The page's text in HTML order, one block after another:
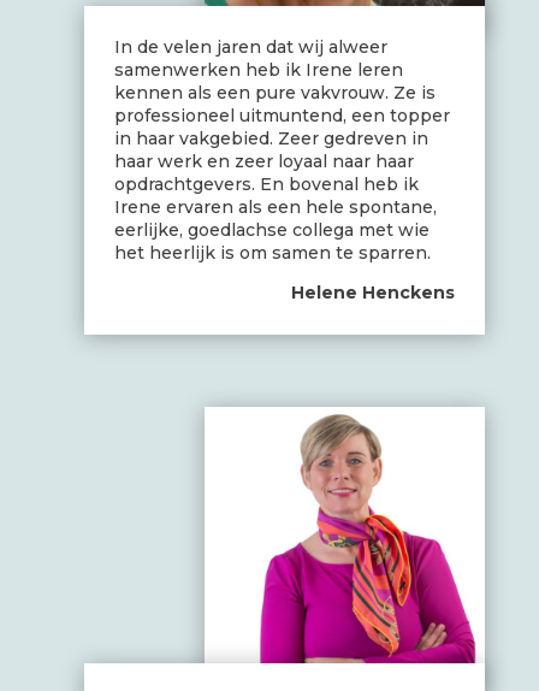
In de velen jaren dat wij alweer
samenwerken heb ik Irene leren
kennen als een pure vakvrouw. Ze is
professioneel uitmuntend, een topper
in haar vakgebied. Zeer gedreven in
haar werk en zeer loyaal naar haar
opdrachtgevers. En bovenal heb ik
Irene ervaren als een hele spontane,
eerlijke, goedlachse collega met wie
het heerlijk is om samen te sparren.
Helene Henckens